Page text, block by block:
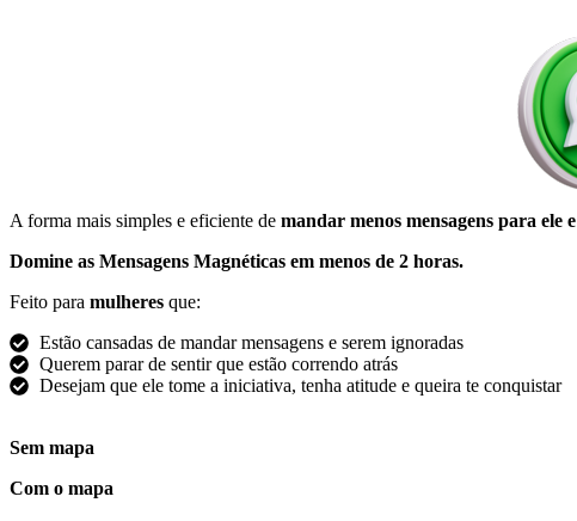
A forma mais simples e eficiente de mandar menos mensagens para ele
Domine as Mensagens Magnéticas em menos de 2 horas.
Feito para mulheres que:
Estão cansadas de mandar mensagens e serem ignoradas
Querem parar de sentir que estão correndo atrás
Desejam que ele tome a iniciativa, tenha atitude e queira te conquistar
Sem mapa
Com o mapa